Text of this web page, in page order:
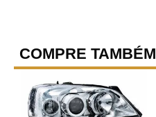
COMPRE TAMBÉM